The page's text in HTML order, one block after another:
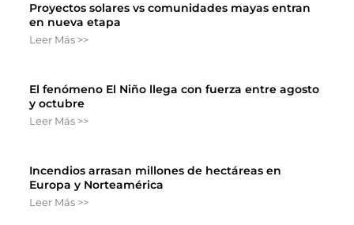
Proyectos solares vs comunidades mayas entran
en nueva etapa
Leer Más >>
El fenómeno El Niño llega con fuerza entre agosto
y octubre
Leer Más >>
Incendios arrasan millones de hectáreas en
Europa y Norteamérica
Leer Más >>